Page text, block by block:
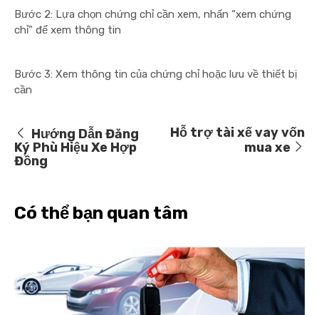
Bước 2: Lựa chọn chứng chỉ cần xem, nhấn “xem chứng
chỉ” để xem thông tin
Bước 3: Xem thông tin của chứng chỉ hoặc lưu về thiết bị
cần
Hướng Dẫn Đăng
Ký Phù Hiệu Xe Hợp
Đồng
Hỗ trợ tài xế vay vốn
mua xe
Có thể bạn quan tâm